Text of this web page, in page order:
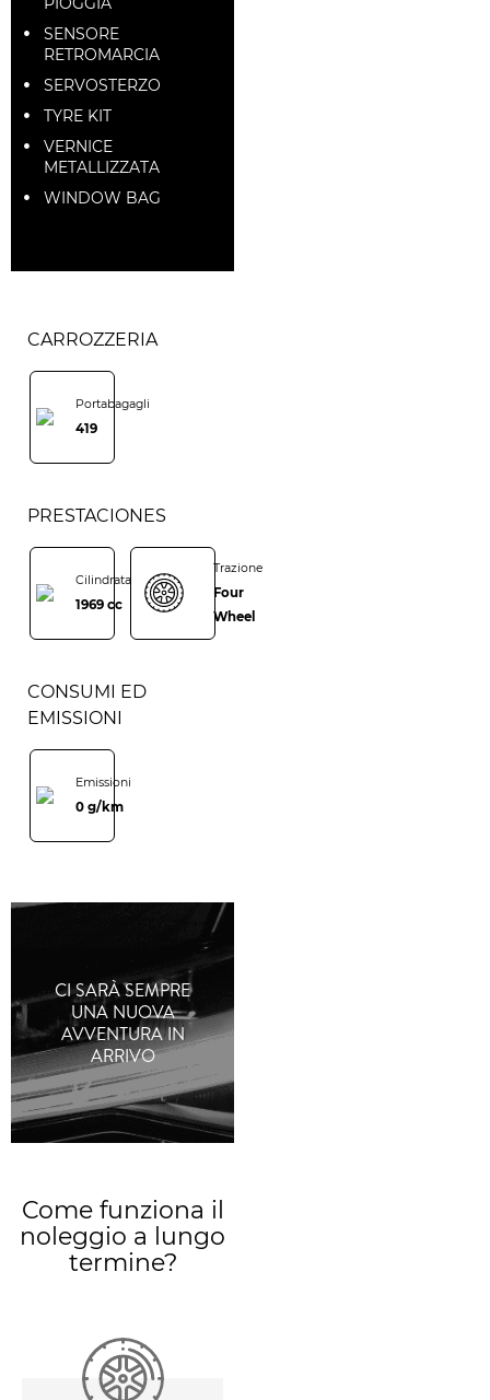
SENSORE
RETROMARCIA
SERVOSTERZO
TYRE KIT
VERNICE
METALLIZZATA
WINDOW BAG
CARROZZERIA
Portabagagli
419
PRESTACIONES
Cilindrata
1969 cc
Trazione
Four
Wheel
CONSUMI ED
EMISSIONI
Emissioni
0 g/km
CI SARÀ SEMPRE
UNA NUOVA
AVVENTURA IN
ARRIVO
Come funziona il
noleggio a lungo
termine?